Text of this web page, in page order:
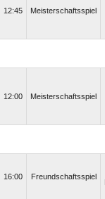
12:45 Meisterschaftsspiel
12:00 Meisterschaftsspiel
16:00 Freundschaftsspiel